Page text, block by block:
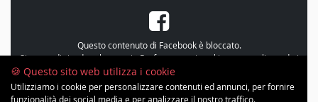
Questo contenuto di Facebook è bloccato.
Si prega di rivedere le propriePreferenze sui cookie, personalizzando i
cookie e accetando le “Statistiche”
🍪 Questo sito web utilizza i cookie
Utilizziamo i cookie per personalizzare contenuti ed annunci, per fornire
funzionalità dei social media e per analizzare il nostro traffico.